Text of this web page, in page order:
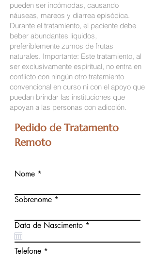
pueden ser incómodas, causando
náuseas, mareos y diarrea episódica.
Durante el tratamiento, el paciente debe
beber abundantes líquidos,
preferiblemente zumos de frutas
naturales. Importante: Este tratamiento, al
ser exclusivamente espiritual, no entra en
conflicto con ningún otro tratamiento
convencional en curso ni con el apoyo que
puedan brindar las instituciones que
apoyan a las personas con adicción.
Pedido de Tratamento
Remoto
Nome
Sobrenome
Data de Nascimento *
q
Telefone